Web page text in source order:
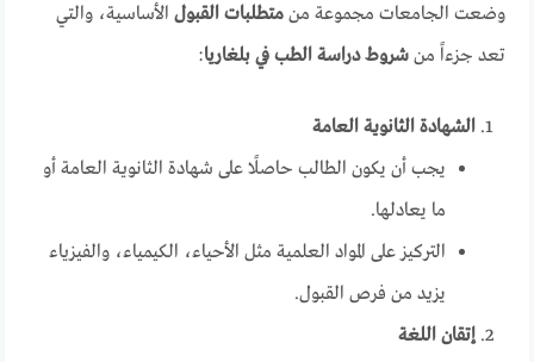
وضعت الجامعات مجموعة منمتطلبات القبول الأساسية، والتي
تعد جزءاً منشروط دراسة الطب في بلغاريا:
الشهادة الثانوية العامة
يجب أن يكون الطالب حاصلًا على شهادة الثانوية العامة أو
ما يعادلها.
التركيز على المواد العلمية مثل الأحياء، الكيمياء، والفيزياء
يزيد من فرص القبول.
إتقان اللغة